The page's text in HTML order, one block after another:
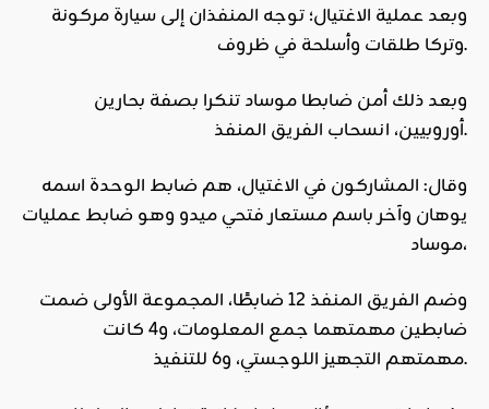
وبعد عملية الاغتيال؛ توجه المنفذان إلى سيارة مركونة
وتركا طلقات وأسلحة في ظروف.
وبعد ذلك أمن ضابطا موساد تنكرا بصفة بحارين
أوروبيين، انسحاب الفريق المنفذ.
وقال: المشاركون في الاغتيال، هم ضابط الوحدة اسمه
يوهان وآخر باسم مستعار فتحي ميدو وهو ضابط عمليات
موساد،
وضم الفريق المنفذ 12 ضابطًا، المجموعة الأولى ضمت
ضابطين مهمتهما جمع المعلومات، و4 كانت
مهمتهم التجهيز اللوجستي، و6 للتنفيذ.